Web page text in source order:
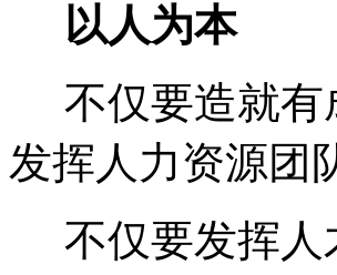
以人为本
不仅要造就有
发挥人力资源团
不仅要发挥人